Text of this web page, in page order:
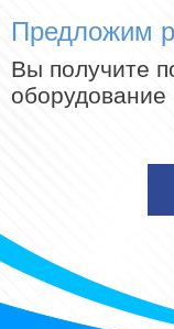
Предложим
Вы получите
оборудование